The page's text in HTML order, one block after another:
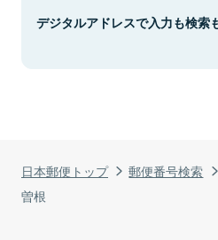
日本郵便トップ 郵便番号検索
曽根
デジタルアドレスで入力も検索